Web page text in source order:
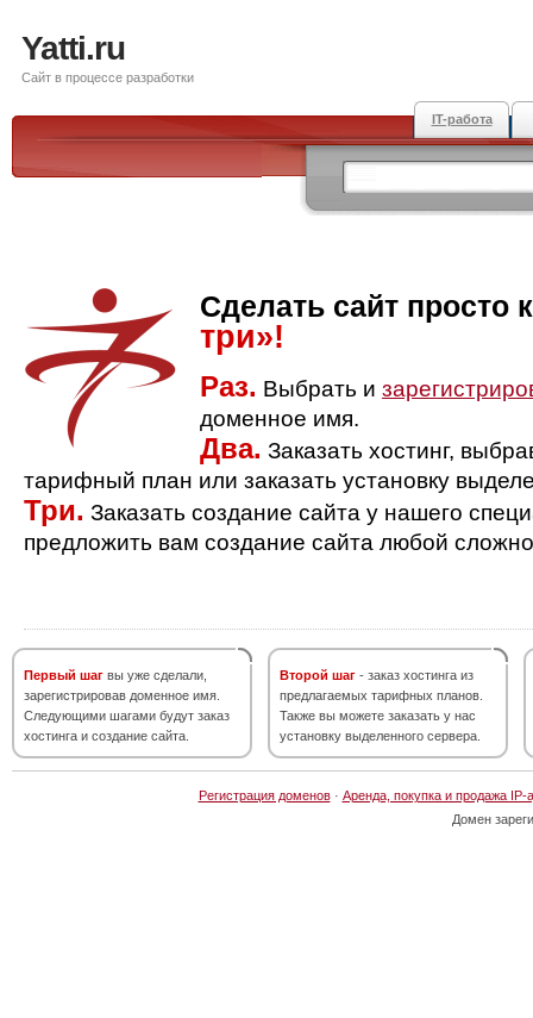
Yatti.ru
Сайт в процессе разработки
IT-работа
Сделать сайт просто
три»!
Раз. Выбрать и
доменное имя.
Два. Заказать хостинг,
тарифный план или заказать установку
Три. Заказать создание сайта у нашего
предложить вам создание сайта любой
Первый шаг вы уже сделали,
зарегистрировав доменное имя.
Следующими шагами будут заказ
хостинга и создание сайта.
Второй шаг - заказ хостинга из
предлагаемых тарифных планов.
Также вы можете заказать у нас
установку выделенного сервера.
Регистрация доменов· Аренда, покупка и продажа IP-
Домен